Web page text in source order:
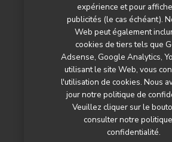
expérience et pour
publicités (le cas échéant).
Web peut également
cookies de tiers tels que
Adsense, Google Analytics,
utilisant le site Web, vous
l'utilisation de cookies. Nous
jour notre politique de
Veuillez cliquer sur le
consulter notre
confidentialité.
Nos autres titres
Qui sommes-nous ?
Contactez-nous
Mentions légales
Politique de confidentialité